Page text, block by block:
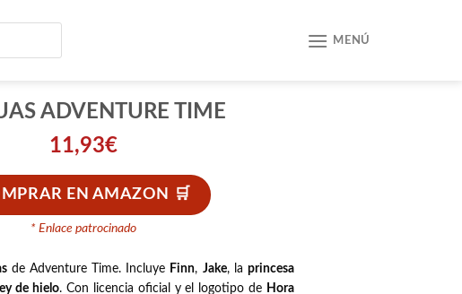
MENÚ
ADVENTURE TIME
11,93€
EN AMAZON
* Enlace patrocinado
de Adventure Time. Incluye Finn, Jake, laprincesa
de hielo.Con licencia oficial y el logotipo de Hora